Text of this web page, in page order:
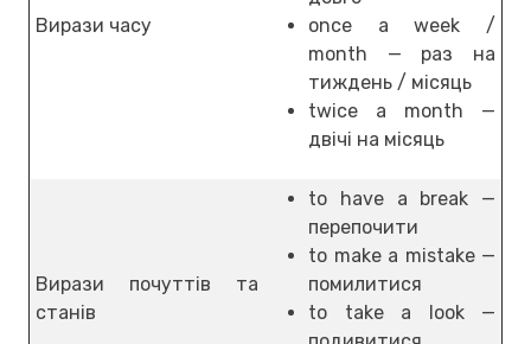
Вирази часу
once a week /
month — раз на
тиждень / місяць
twice a month —
двічі на місяць
Вирази почуттів та
станів
to have a break —
перепочити
to make a mistake —
помилитися
to take a look —